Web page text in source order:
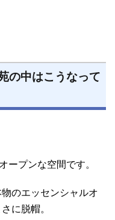
の中はこうなって
ープンな空間です。
のエッセンシャルオ
に脱帽。